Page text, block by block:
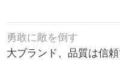
勇敢に敵を倒す
大ブランド、品質は信